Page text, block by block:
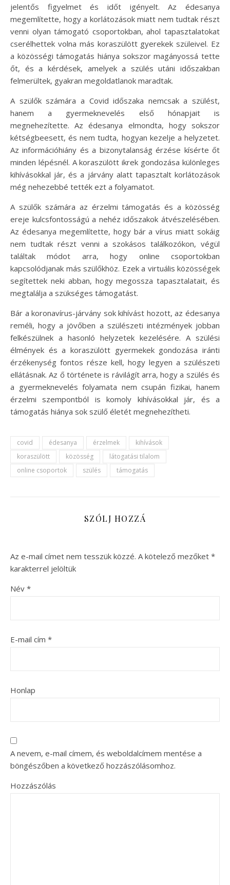
jelentős figyelmet és időt igényelt. Az édesanya
megemlítette, hogy a korlátozások miatt nem tudtak részt
venni olyan támogató csoportokban, ahol tapasztalatokat
cserélhettek volna más koraszülött gyerekek szüleivel. Ez
a közösségi támogatás hiánya sokszor magányossá tette
őt, és a kérdések, amelyek a szülés utáni időszakban
felmerültek, gyakran megoldatlanok maradtak.
A szülők számára a Covid időszaka nemcsak a szülést,
hanem a gyermeknevelés első hónapjait is
megnehezítette. Az édesanya elmondta, hogy sokszor
kétségbeesett, és nem tudta, hogyan kezelje a helyzetet.
Az információhiány és a bizonytalanság érzése kísérte őt
minden lépésnél. A koraszülött ikrek gondozása különleges
kihívásokkal jár, és a járvány alatt tapasztalt korlátozások
még nehezebbé tették ezt a folyamatot.
A szülők számára az érzelmi támogatás és a közösség
ereje kulcsfontosságú a nehéz időszakok átvészelésében.
Az édesanya megemlítette, hogy bár a vírus miatt sokáig
nem tudtak részt venni a szokásos találkozókon, végül
találtak módot arra, hogy online csoportokban
kapcsolódjanak más szülőkhöz. Ezek a virtuális közösségek
segítettek neki abban, hogy megossza tapasztalatait, és
megtalálja a szükséges támogatást.
Bár a koronavírus-járvány sok kihívást hozott, az édesanya
reméli, hogy a jövőben a szülészeti intézmények jobban
felkészülnek a hasonló helyzetek kezelésére. A szülési
élmények és a koraszülött gyermekek gondozása iránti
érzékenység fontos része kell, hogy legyen a szülészeti
ellátásnak. Az ő története is rávilágít arra, hogy a szülés és
a gyermeknevelés folyamata nem csupán fizikai, hanem
érzelmi szempontból is komoly kihívásokkal jár, és a
támogatás hiánya sok szülő életét megnehezítheti.
covid édesanya érzelmek
kihívások
koraszülött
közösség
látogatási tilalom
online csoportok
szülés támogatás
SZÓLJ HOZZÁ
Az e-mail címet nem tesszük közzé. A kötelező mezőket *
karakterrel jelöltük
Név *
E-mail cím *
Honlap
A nevem, e-mail címem, és weboldalcímem mentése a
böngészőben a következő hozzászólásomhoz.
Hozzászólás